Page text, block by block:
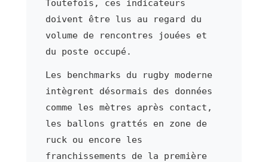
Toutefois, ces indicateurs
doivent être lus au regard du
volume de rencontres jouées et
du poste occupé.
Les benchmarks du rugby moderne
intègrent désormais des données
comme les mètres après contact,
les ballons grattés en zone de
ruck ou encore les
franchissements de la première